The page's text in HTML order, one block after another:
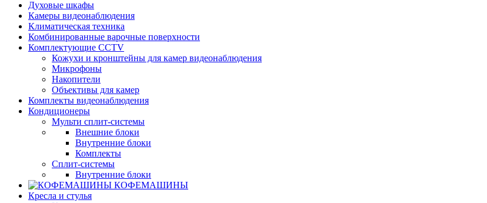
Духовые шкафы
Камеры видеонаблюдения
Климатическая техника
Комбинированные варочные поверхности
Комплектующие CCTV
Кожухи и кронштейны для камер видеонаблюдения
Микрофоны
Накопители
Объективы для камер
Комплекты видеонаблюдения
Кондиционеры
Мульти сплит-системы
Внешние блоки
Внутренние блоки
Комплекты
Сплит-системы
Внутренние блоки
КОФЕМАШИНЫ
Кресла и стулья